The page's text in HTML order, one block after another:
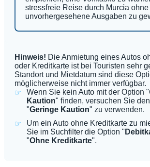
stressfreie Reise durch Murcia ohne
unvorhergesehene Ausgaben zu
Hinweis! Die Anmietung eines Autos
oder Kreditkarte ist bei Touristen sehr
Standort und Mietdatum sind diese
möglicherweise nicht immer verfügbar.
Wenn Sie kein Auto mit der Option "
Kaution" finden, versuchen Sie
"Geringe Kaution" zu verwenden.
Um ein Auto ohne Kreditkarte zu
Sie im Suchfilter die Option "
"Ohne Kreditkarte".